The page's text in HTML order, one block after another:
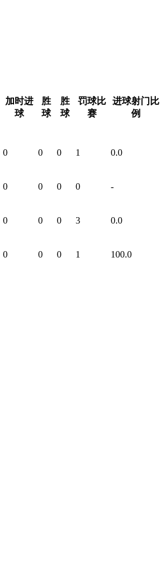
加时进
球
胜
球
胜
球
罚球比
赛
进球射门比
例
0 0 0 1 0.0
0 0 0 0 -
0 0 0 3 0.0
0 0 0 1 100.0